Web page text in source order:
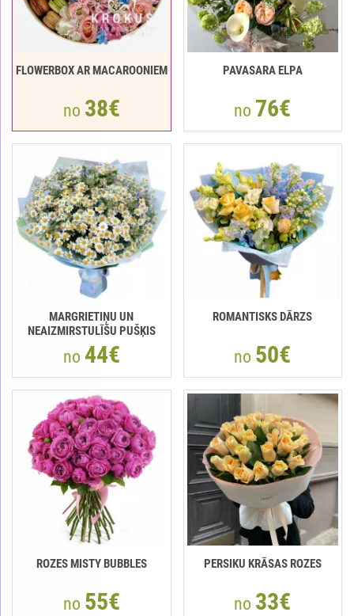
FLOWERBOX AR MACAROONIEM
no 38€
PAVASARA ELPA
no 76€
MARGRIETIŅU UN
NEAIZMIRSTULĪŠU PUŠĶIS
no 44€
ROMANTISKS DĀRZS
no 50€
ROZES MISTY BUBBLES
no 55€
РERSIKU KRĀSAS ROZES
no 33€